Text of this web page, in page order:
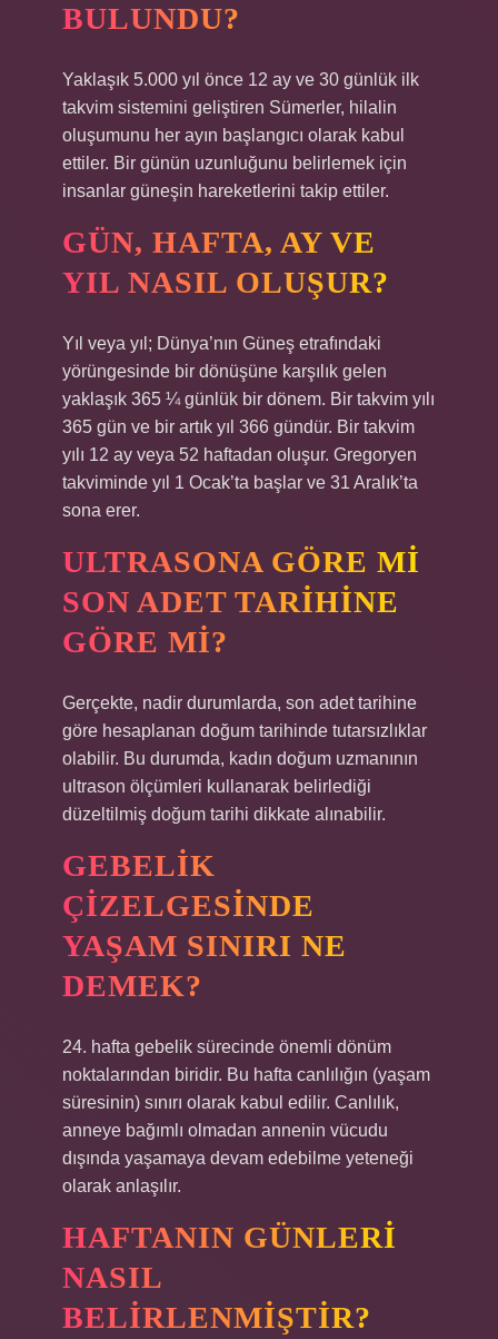
BULUNDU?
Yaklaşık 5.000 yıl önce 12 ay ve 30 günlük ilk
takvim sistemini geliştiren Sümerler, hilalin
oluşumunu her ayın başlangıcı olarak kabul
ettiler. Bir günün uzunluğunu belirlemek için
insanlar güneşin hareketlerini takip ettiler.
GÜN, HAFTA, AY VE
YIL NASIL OLUŞUR?
Yıl veya yıl; Dünya’nın Güneş etrafındaki
yörüngesinde bir dönüşüne karşılık gelen
yaklaşık 365 ¼ günlük bir dönem. Bir takvim yılı
365 gün ve bir artık yıl 366 gündür. Bir takvim
yılı 12 ay veya 52 haftadan oluşur. Gregoryen
takviminde yıl 1 Ocak’ta başlar ve 31 Aralık’ta
sona erer.
ULTRASONA GÖRE MI
SON ADET TARIHINE
GÖRE MI?
Gerçekte, nadir durumlarda, son adet tarihine
göre hesaplanan doğum tarihinde tutarsızlıklar
olabilir. Bu durumda, kadın doğum uzmanının
ultrason ölçümleri kullanarak belirlediği
düzeltilmiş doğum tarihi dikkate alınabilir.
GEBELIK
ÇIZELGESINDE
YAŞAM SINIRI NE
DEMEK?
24. hafta gebelik sürecinde önemli dönüm
noktalarından biridir. Bu hafta canlılığın (yaşam
süresinin) sınırı olarak kabul edilir. Canlılık,
anneye bağımlı olmadan annenin vücudu
dışında yaşamaya devam edebilme yeteneği
olarak anlaşılır.
HAFTANIN GÜNLERI
NASIL
BELIRLENMIŞTIR?